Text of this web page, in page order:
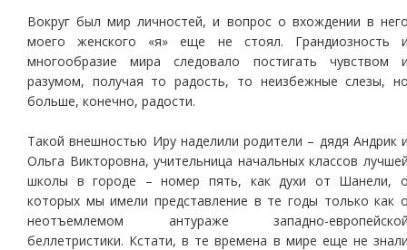
Вокруг был мир личностей, и вопрос о вхождении в
моего женского «я» еще не стоял. Грандиозность
многообразие мира следовало постигать чувством
разумом, получая то радость, то неизбежные слезы,
больше, конечно, радости.
Такой внешностью Иру наделили родители – дядя Андрик
Ольга Викторовна, учительница начальных классов
школы в городе – номер пять, как духи от Шанели,
которых мы имели представление в те годы только как
неотъемлемом антураже западно-
беллетристики. Кстати, в те времена в мире еще не